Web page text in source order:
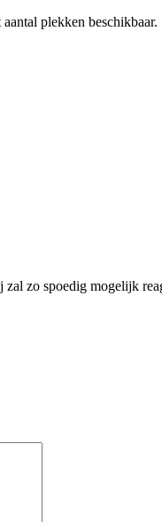
plekken beschikbaar.
zo spoedig mogelijk